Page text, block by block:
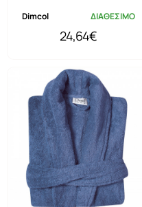
Dimcol ΔΙΑΘΕΣΙΜΟ
24,64€